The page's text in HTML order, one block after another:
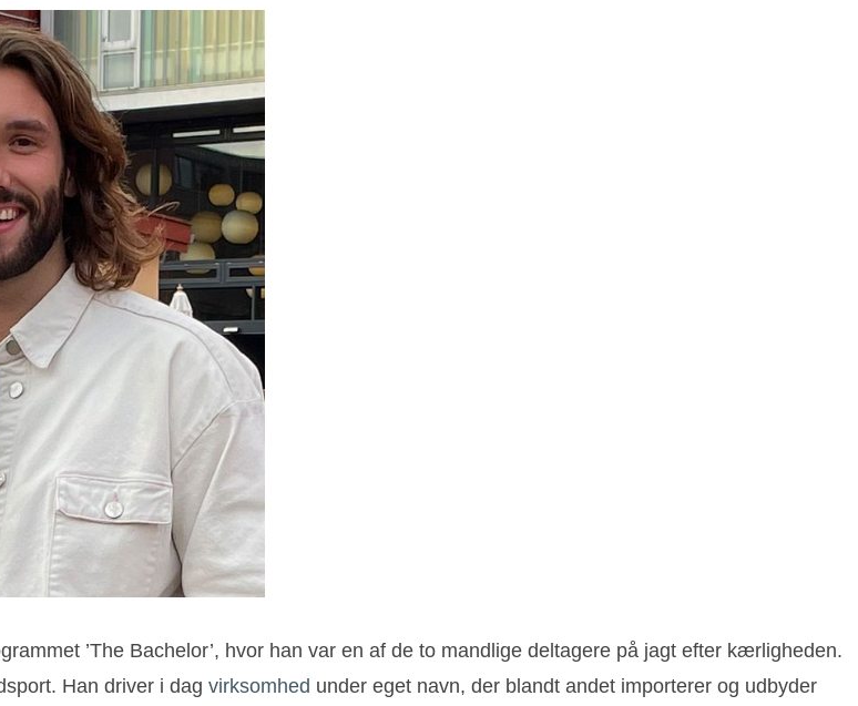
’The Bachelor’, hvor han var en af de to mandlige deltagere på jagt efter kærligheden.
Han driver i dag virksomhed under eget navn, der blandt andet importerer og udbyder